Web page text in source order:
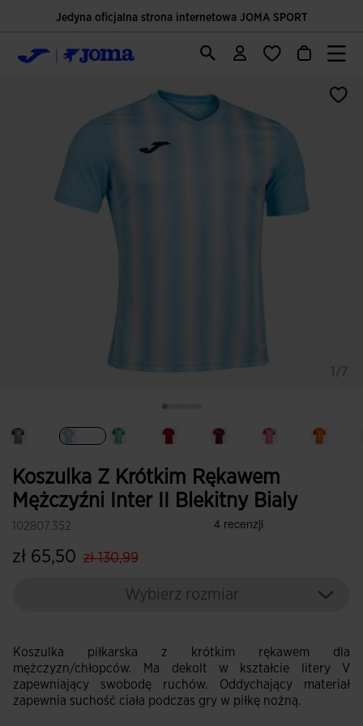
Jedyna oficjalna strona internetowa JOMA SPORT
Koszulka Z Krótkim Rękawem
Mężczyźni Inter II Blekitny Bialy
102807.352
zł 65,50 label.price.reduced.from
zł 130,99
Wybierz rozmiar
Koszulka piłkarska z krótkim rękawem dla
mężczyzn/chłopców. Ma dekolt w kształcie litery V
zapewniający swobodę ruchów. Oddychający materiał
zapewnia suchość ciała podczas gry w piłkę nożną.